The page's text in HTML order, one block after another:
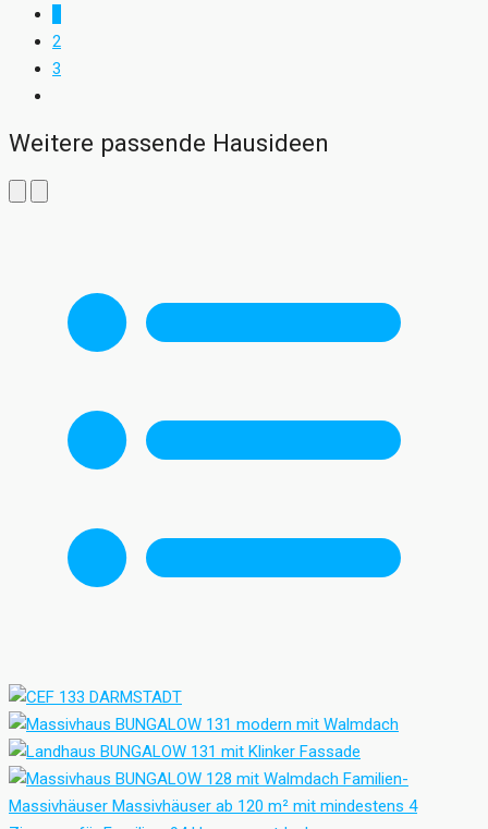
2
3
Weitere passende Hausideen
Familien-
Massivhäuser Massivhäuser ab 120 m² mit mindestens 4